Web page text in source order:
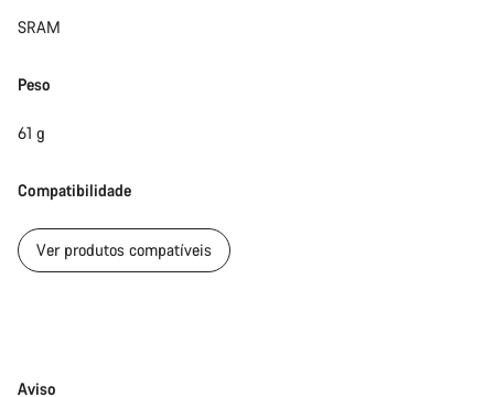
SRAM
Peso
61 g
Compatibilidade
Ver produtos compatíveis
Limitação
Aviso